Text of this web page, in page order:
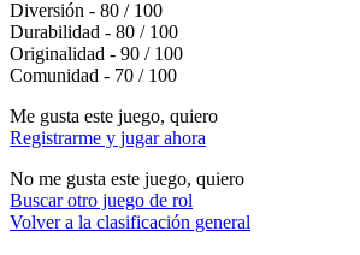
Diversión - 80 / 100
Durabilidad - 80 / 100
Originalidad - 90 / 100
Comunidad - 70 / 100
Me gusta este juego, quiero
Registrarme y jugar ahora
No me gusta este juego, quiero
Buscar otro juego de rol
Volver a la clasificación general